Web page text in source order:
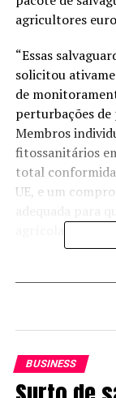
agricultores
“Essas
solicitou
de
perturbações
Membros
fitossanitários
total
UE, e um
agrícolas
Veja em
Rural no
Tendo em vista
BUSINESS